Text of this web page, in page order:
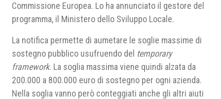
Commissione Europea. Lo ha annunciato il gestore del
programma, il Ministero dello Sviluppo Locale.
La notifica permette di aumetare le soglie massime di
sostegno pubblico usufruendo del temporary
framework. La soglia massima viene quindi alzata da
200.000 a 800.000 euro di sostegno per ogni azienda.
Nella soglia vanno però conteggiati anche gli altri aiuti